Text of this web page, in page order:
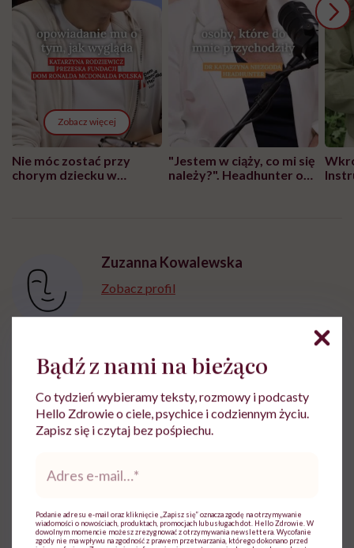
Zobacz więcej
Nie móc zostać przy
chorym dziecku w
"Jestem w ciąży, co mi się
należy?". Headhunter o
Zuzanna Kowalewska
Zobacz profil
Udostępnij
Powiązane tematy:
Zęby
Bądź z nami na bieżąco
Co tydzień wybieramy teksty, rozmowy i podcasty
Hello Zdrowie o ciele, psychice i codziennym życiu.
Zapisz się i czytaj bez pośpiechu.
mail*
Podanie adresu e-mail oraz kliknięcie „Zapisz się” oznacza zgodę na otrzymywanie
wiadomości o nowościach, produktach, promocjach lub usługach dot. Hello Zdrowie. W
dowolnym momencie możesz zrezygnować z otrzymywania newslettera. Wycofanie
zgody nie ma wpływu na zgodność z prawem przetwarzania, którego dokonano przed